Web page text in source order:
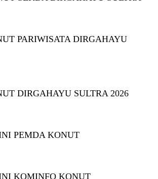
PARIWISATA DIRGAHAYU
DIRGAHAYU SULTRA 2026
PEMDA KONUT
KOMINFO KONUT